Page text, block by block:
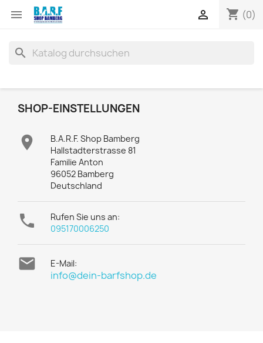
 shopping_cart (0)

search
SHOP-EINSTELLUNGEN

B.A.R.F. Shop Bamberg
Hallstadterstrasse 81
Familie Anton
96052 Bamberg
Deutschland

Rufen Sie uns an:
095170006250
 E-Mail:
info@dein-barfshop.de